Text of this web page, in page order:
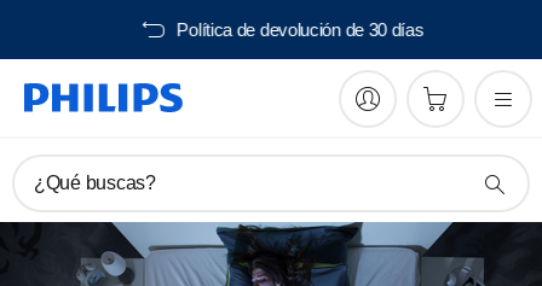
Envío gratis desde 40€
¿Qué buscas?